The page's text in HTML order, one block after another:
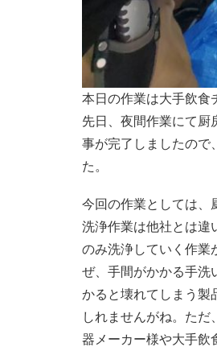
本日の作業は大手飲
先日、夜間作業にて厨
事が完了しましたので
た。
今回の作業としては
洗浄作業は他社とは違
のみ洗浄していく作
ぜ、手間がかかる手洗
かると壊れてしまう製
しれませんがね。た
器メーカー様や大手